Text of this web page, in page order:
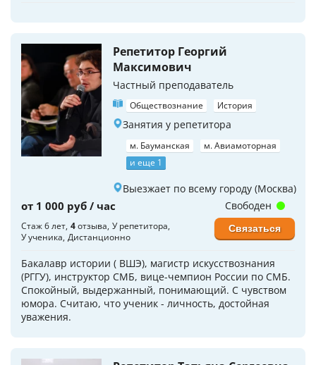
Репетитор Георгий
Максимович
Частный преподаватель
Обществознание История
Занятия у репетитора
м. Бауманская
м. Авиамоторная
и еще 1
Выезжает по всему городу (Москва)
от 1 000 руб / час
Стаж 6 лет 4отзыва У репетитора
У ученика Дистанционно
Бакалавр истории ( ВШЭ), магистр искусствознания
(РГГУ), инструктор СМБ, вице-чемпион России по СМБ.
Спокойный, выдержанный, понимающий. С чувством
юмора. Считаю, что ученик - личность, достойная
уважения.
Свободен
Связаться